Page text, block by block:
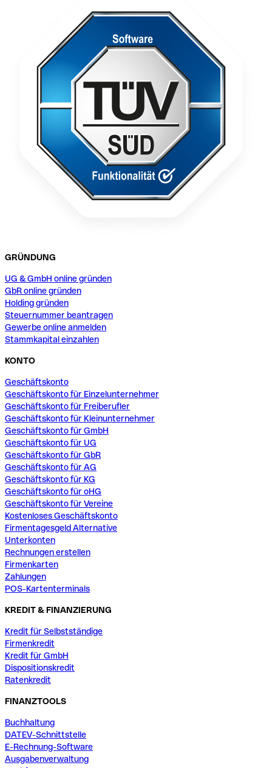
GRÜNDUNG
UG & GmbH online gründen
GbR online gründen
Holding gründen
Steuernummer beantragen
Gewerbe online anmelden
Stammkapital einzahlen
KONTO
Geschäftskonto
Geschäftskonto für Einzelunternehmer
Geschäftskonto für Freiberufler
Geschäftskonto für Kleinunternehmer
Geschäftskonto für GmbH
Geschäftskonto für UG
Geschäftskonto für GbR
Geschäftskonto für AG
Geschäftskonto für KG
Geschäftskonto für oHG
Geschäftskonto für Vereine
Kostenloses Geschäftskonto
Firmentagesgeld Alternative
Unterkonten
Rechnungen erstellen
Firmenkarten
Zahlungen
POS-Kartenterminals
KREDIT & FINANZIERUNG
Kredit für Selbstständige
Firmenkredit
Kredit für GmbH
Dispositionskredit
Ratenkredit
FINANZTOOLS
Buchhaltung
DATEV-Schnittstelle
E-Rechnung-Software
Ausgabenverwaltung